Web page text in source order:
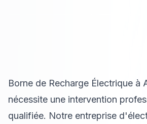
Borne de Recharge Électrique à
nécessite une intervention
qualifiée. Notre entreprise